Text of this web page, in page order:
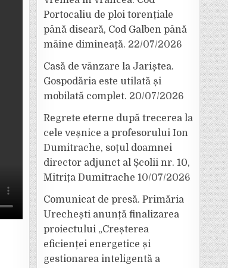
Portocaliu de ploi torențiale
până diseară, Cod Galben până
mâine dimineață. 22/07/2026
Casă de vânzare la Jariștea.
Gospodăria este utilată și
mobilată complet. 20/07/2026
Regrete eterne după trecerea la
cele veșnice a profesorului Ion
Dumitrache, soțul doamnei
director adjunct al Școlii nr. 10,
Mitrița Dumitrache 10/07/2026
Comunicat de presă. Primăria
Urechești anunță finalizarea
proiectului „Creșterea
eficienței energetice și
gestionarea inteligentă a